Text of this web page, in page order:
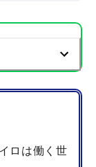
ロは働く世